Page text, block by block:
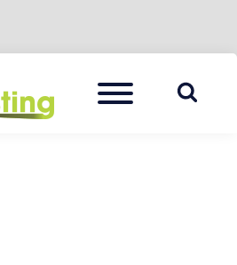
PACHA HOSTING BLOG
Menu